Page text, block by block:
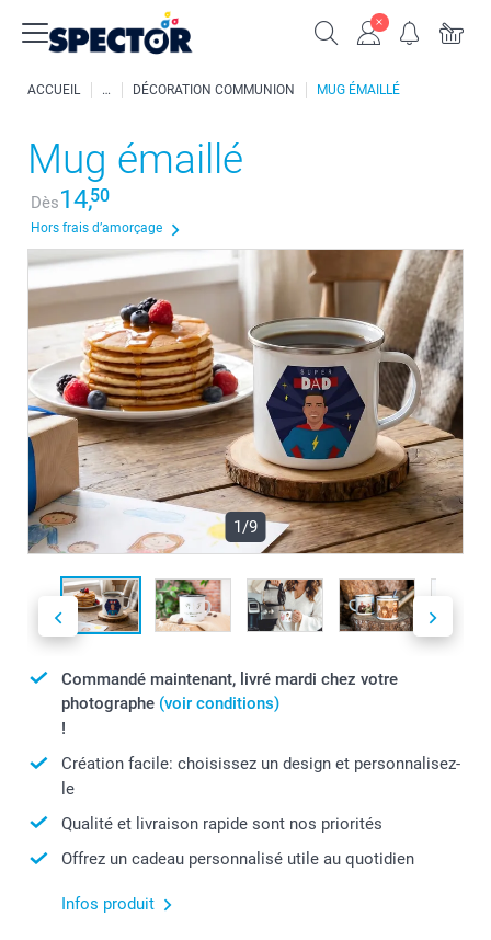
ACCUEIL DÉCORATION COMMUNION MUG ÉMAILLÉ
Mug émaillé
Dès14,50
Hors frais d’amorçage
1/9
Commandé maintenant, livré mardi chez votre
photographe (voir conditions)
!
Création facile: choisissez un design et personnalisez-
le
Qualité et livraison rapide sont nos priorités
Offrez un cadeau personnalisé utile au quotidien
Infos produit